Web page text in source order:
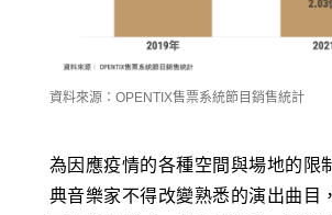
資料來源：OPENTIX售票系統節目銷售統計
為因應疫情的各種空間與場地的限
典音樂家不得改變熟悉的演出曲目